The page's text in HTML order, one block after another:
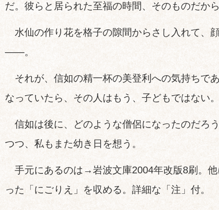
だ。彼らと居られた至福の時間、そのものだか
水仙の作り花を格子の隙間からさし入れて、
——。
それが、信如の精一杯の美登利への気持ちで
なっていたら、その人はもう、子どもではない
信如は後に、どのような僧侶になったのだろ
つつ、私もまた幼き日を想う。
手元にあるのは→岩波文庫2004年改版8刷。他
った「にごりえ」を収める。詳細な「注」付。